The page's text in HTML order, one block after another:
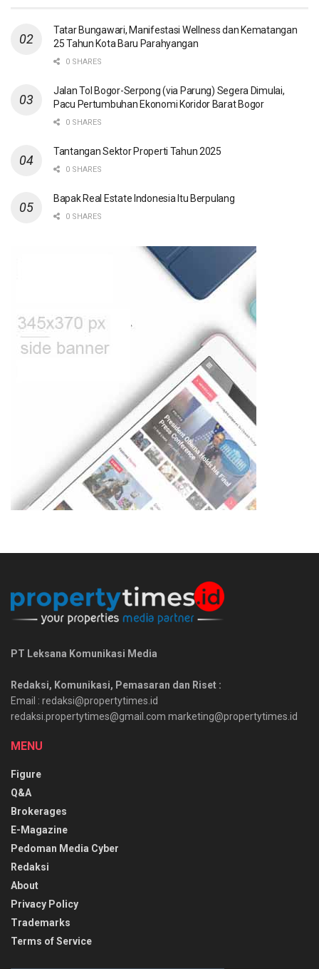
Tatar Bungawari, Manifestasi Wellness dan Kematangan
25 Tahun Kota Baru Parahyangan
0 SHARES
Jalan Tol Bogor-Serpong (via Parung) Segera Dimulai,
Pacu Pertumbuhan Ekonomi Koridor Barat Bogor
0 SHARES
Tantangan Sektor Properti Tahun 2025
0 SHARES
Bapak Real Estate Indonesia Itu Berpulang
0 SHARES
PT Leksana Komunikasi Media
Redaksi, Komunikasi, Pemasaran dan Riset :
Email : redaksi@propertytimes.id
redaksi.propertytimes@gmail.com marketing@propertytimes.id
MENU
Figure
Q&A
Brokerages
E-Magazine
Pedoman Media Cyber
Redaksi
About
Privacy Policy
Trademarks
Terms of Service